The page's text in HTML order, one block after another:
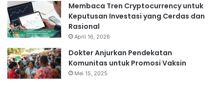
Membaca Tren Cryptocurrency untuk
Keputusan Investasi yang Cerdas dan
Rasional
April 16, 2026
Dokter Anjurkan Pendekatan
Komunitas untuk Promosi Vaksin
Mei 15, 2025